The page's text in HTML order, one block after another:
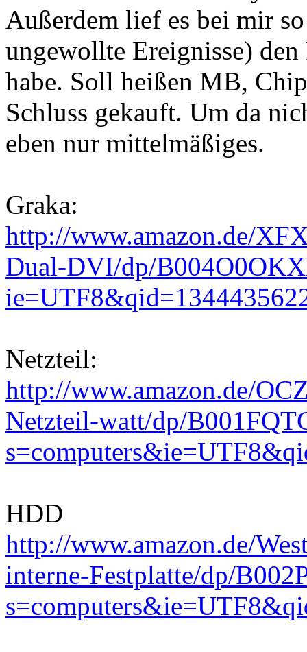
Außerdem lief es bei mir
ungewollte Ereignisse)
habe. Soll heißen MB,
Schluss gekauft. Um da
eben nur mittelmäßiges.
Graka:
http://www.amazon.de/
Dual-DVI/dp/
Netzteil:
http://www.amazon.de/
Netzteil-watt/dp/
HDD
http://www.amazon.de/
interne-Festplatte/dp/